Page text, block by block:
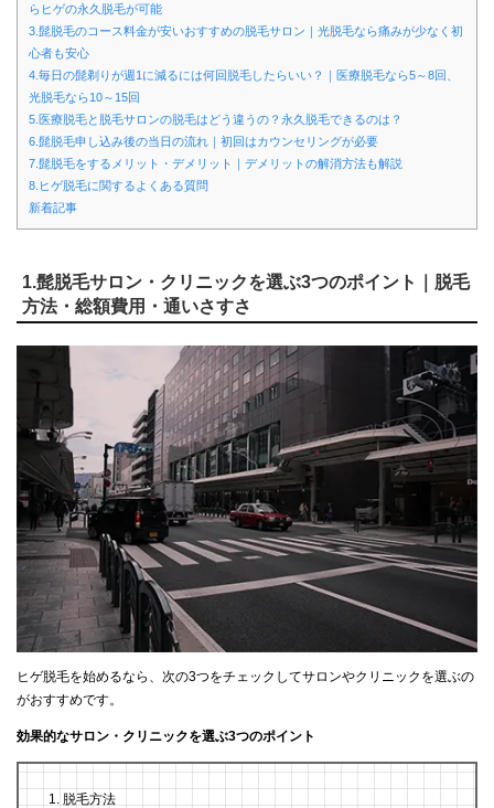
らヒゲの永久脱毛が可能
3.髭脱毛のコース料金が安いおすすめの脱毛サロン｜光脱毛なら痛みが少なく初
心者も安心
4.毎日の髭剃りが週1に減るには何回脱毛したらいい？｜医療脱毛なら5～8回、
光脱毛なら10～15回
5.医療脱毛と脱毛サロンの脱毛はどう違うの？永久脱毛できるのは？
6.髭脱毛申し込み後の当日の流れ｜初回はカウンセリングが必要
7.髭脱毛をするメリット・デメリット｜デメリットの解消方法も解説
8.ヒゲ脱毛に関するよくある質問
新着記事
1.髭脱毛サロン・クリニックを選ぶ3つのポイント｜脱毛
方法・総額費用・通いさすさ
ヒゲ脱毛を始めるなら、次の3つをチェックしてサロンやクリニックを選ぶの
がおすすめです。
効果的なサロン・クリニックを選ぶ3つのポイント
脱毛方法